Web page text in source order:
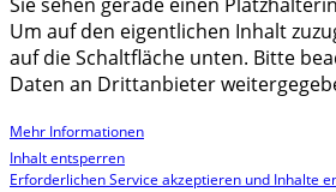
Um auf den eigentlichen Inhalt
auf die Schaltfläche unten. Bitte
Daten an Drittanbieter
Mehr Informationen
Inhalt entsperren
Erforderlichen Service akzeptieren und Inhalte